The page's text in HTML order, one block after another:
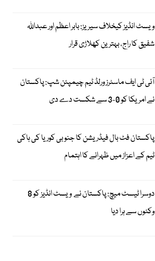
ویسٹ انڈیز کیخلاف سیریز: بابر اعظم اور عبداللہ
شفیق کا راج، بہترین کھلاڑی قرار
آئی ٹی ایف ماسٹرز ورلڈ ٹیم چیمپئن شپ: پاکستان
نے امریکا کو 0-3 سے شکست دے دی
پاکستان فٹ بال فیڈریشن کا جنوبی کوریا کی ہاکی
ٹیم کے اعزاز میں ظہرانے کا اہتمام
دوسرا ٹیسٹ میچ: پاکستان نے ویسٹ انڈیز کو 8
وکٹوں سے ہرا دیا